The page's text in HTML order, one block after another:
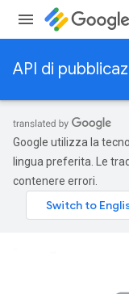
API di
Google utilizza la
lingua preferita. Le
contenere errori.